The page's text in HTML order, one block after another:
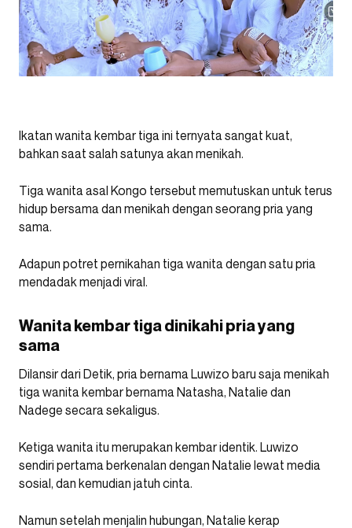
Ikatan wanita kembar tiga ini ternyata sangat kuat,
bahkan saat salah satunya akan menikah.
Tiga wanita asal Kongo tersebut memutuskan untuk terus
hidup bersama dan menikah dengan seorang pria yang
sama.
Adapun potret pernikahan tiga wanita dengan satu pria
mendadak menjadi viral.
Wanita kembar tiga dinikahi pria yang
sama
Dilansir dari Detik, pria bernama Luwizo baru saja menikah
tiga wanita kembar bernama Natasha, Natalie dan
Nadege secara sekaligus.
Ketiga wanita itu merupakan kembar identik. Luwizo
sendiri pertama berkenalan dengan Natalie lewat media
sosial, dan kemudian jatuh cinta.
Namun setelah menjalin hubungan, Natalie kerap